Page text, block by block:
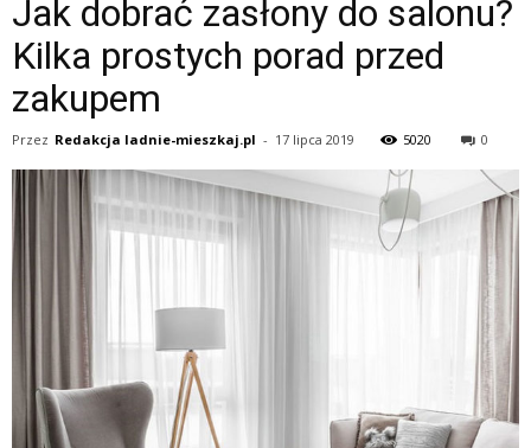
Jak dobrać zasłony do salonu?
Kilka prostych porad przed
zakupem
Przez Redakcja ladnie-mieszkaj.pl - 17 lipca 2019 5020 0